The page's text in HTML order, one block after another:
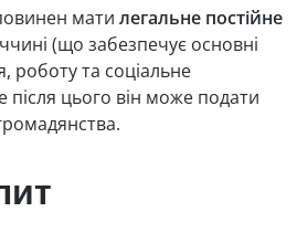
мати легальне постійне
(що забезпечує основні
роботу та соціальне
після цього він може подати